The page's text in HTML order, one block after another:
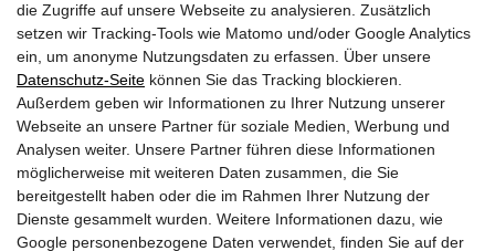
die Zugriffe auf unsere Webseite zu analysieren. Zusätzlich
setzen wir Tracking-Tools wie Matomo und/oder Google Analytics
ein, um anonyme Nutzungsdaten zu erfassen. Über unsere
Datenschutz-Seite können Sie das Tracking blockieren.
Außerdem geben wir Informationen zu Ihrer Nutzung unserer
Webseite an unsere Partner für soziale Medien, Werbung und
Analysen weiter. Unsere Partner führen diese Informationen
möglicherweise mit weiteren Daten zusammen, die Sie
bereitgestellt haben oder die im Rahmen Ihrer Nutzung der
Dienste gesammelt wurden. Weitere Informationen dazu, wie
Google personenbezogene Daten verwendet, finden Sie auf der
Mitglieder
Fuhrpark
Aufgaben
Wespenbeseitigung
Jugend